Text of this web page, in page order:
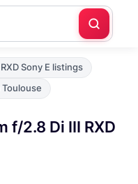
Sony E listings
f/2.8 Di III RXD